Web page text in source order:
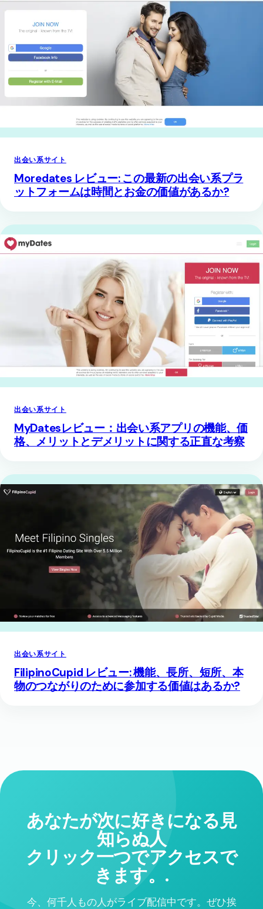
出会い系サイト
Moredates レビュー: この最新の出会い系プラ
ットフォームは時間とお金の価値があるか?
出会い系サイト
MyDatesレビュー：出会い系アプリの機能、価
格、メリットとデメリットに関する正直な考察
出会い系サイト
FilipinoCupid レビュー: 機能、長所、短所、本
物のつながりのために参加する価値はあるか?
あなたが次に好きになる見
知らぬ人
クリック一つでアクセスで
きます。.
今、何千人もの人がライブ配信中です。ぜひ挨